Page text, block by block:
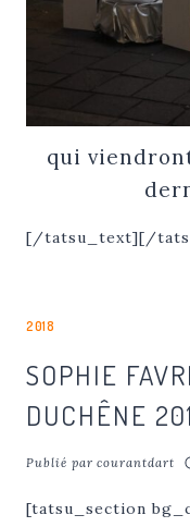
qui
[/tatsu_text][/
2018
SOPHIE
DUCHÊNE
Publié par courantdart
[tatsu_section